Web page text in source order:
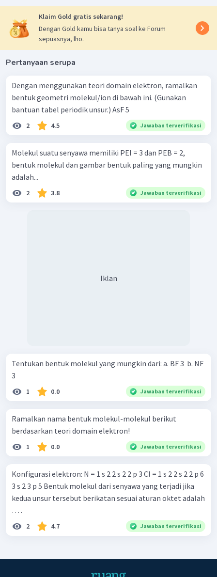
Klaim Gold gratis sekarang!
Dengan Gold kamu bisa tanya soal ke Forum
sepuasnya, lho.
Pertanyaan serupa
Dengan menggunakan teori domain elektron, ramalkan
bentuk geometri molekul/ion di bawah ini. (Gunakan
bantuan tabel periodik unsur.) AsF 5 ​
2 4.5 Jawaban terverifikasi
Molekul suatu senyawa memiliki PEI = 3 dan PEB = 2,
bentuk molekul dan gambar bentuk paling yang mungkin
adalah...
2 3.8 Jawaban terverifikasi
Iklan
Tentukan bentuk molekul yang mungkin dari: a. BF 3 ​ b. NF
3 ​
1 0.0 Jawaban terverifikasi
Ramalkan nama bentuk molekul-molekul berikut
berdasarkan teori domain elektron!
1 0.0 Jawaban terverifikasi
Konfigurasi elektron: N = 1 s 2 2 s 2 2 p 3 Cl = 1 s 2 2 s 2 2 p 6
3 s 2 3 p 5 Bentuk molekul dari senyawa yang terjadi jika
kedua unsur tersebut berikatan sesuai aturan oktet adalah
… .
2 4.7 Jawaban terverifikasi